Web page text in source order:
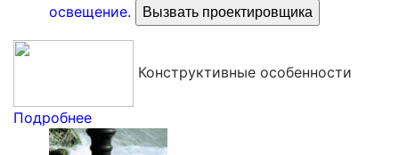
освещение.
Вызвать проектировщика
Конструктивные особенности
Подробнее